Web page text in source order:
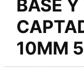
BASE
10MM